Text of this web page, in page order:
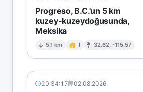
Progreso, B.C.'un 5 km
kuzey-kuzeydoğusunda,
Meksika
5.1 km I 32.62, -115.57
20:34:17 02.08.2026